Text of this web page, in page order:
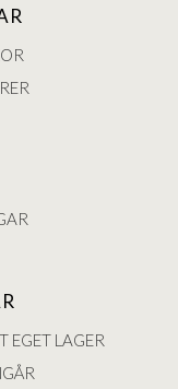
EGET LAGER